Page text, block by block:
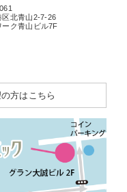
区北青山2-7-26
ーク青山ビル7F
方はこちら